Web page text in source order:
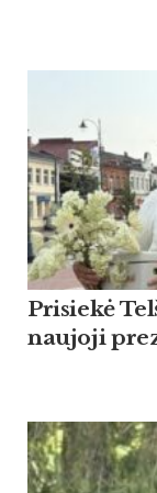
Pri­siekė
nau­jo­ji